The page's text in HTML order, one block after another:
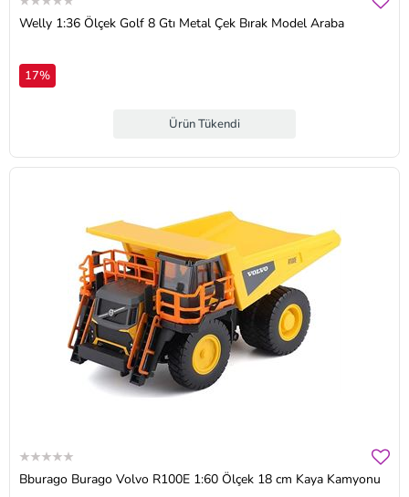
Welly 1:36 Ölçek Golf 8 Gtı Metal Çek Bırak Model Araba
17%
Ürün Tükendi
Bburago Burago Volvo R100E 1:60 Ölçek 18 cm Kaya Kamyonu